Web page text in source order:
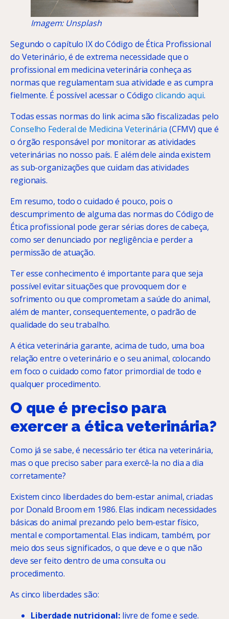
Imagem: Unsplash
Segundo o capítulo IX do Código de Ética Profissional
do Veterinário, é de extrema necessidade que o
profissional em medicina veterinária conheça as
normas que regulamentam sua atividade e as cumpra
fielmente. É possível acessar o Códigoclicando aqui.
Todas essas normas do link acima são fiscalizadas pelo
Conselho Federal de Medicina Veterinária (CFMV) que é
o órgão responsável por monitorar as atividades
veterinárias no nosso país. E além dele ainda existem
as sub-organizações que cuidam das atividades
regionais.
Em resumo, todo o cuidado é pouco, pois o
descumprimento de alguma das normas do Código de
Ética profissional pode gerar sérias dores de cabeça,
como ser denunciado por negligência e perder a
permissão de atuação.
Ter esse conhecimento é importante para que seja
possível evitar situações que provoquem dor e
sofrimento ou que comprometam a saúde do animal,
além de manter, consequentemente, o padrão de
qualidade do seu trabalho.
A ética veterinária garante, acima de tudo, uma boa
relação entre o veterinário e o seu animal, colocando
em foco o cuidado como fator primordial de todo e
qualquer procedimento.
O que é preciso para
exercer a ética veterinária?
Como já se sabe, é necessário ter ética na veterinária,
mas o que preciso saber para exercê-la no dia a dia
corretamente?
Existem cinco liberdades do bem-estar animal, criadas
por Donald Broom em 1986. Elas indicam necessidades
básicas do animal prezando pelo bem-estar físico,
mental e comportamental. Elas indicam, também, por
meio dos seus significados, o que deve e o que não
deve ser feito dentro de uma consulta ou
procedimento.
As cinco liberdades são:
Liberdade nutricional:livre de fome e sede.